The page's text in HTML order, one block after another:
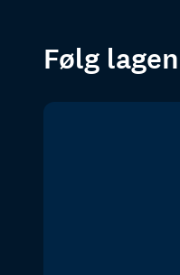
Følg